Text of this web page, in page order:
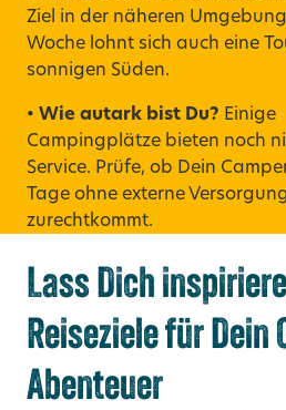
Ziel in der näheren
Woche lohnt sich auch eine
sonnigen Süden.
• Wie autark bist Du? Einige
Campingplätze bieten noch
Service. Prüfe, ob Dein
Tage ohne externe
zurechtkommt.
Lass Dich
Reiseziele für Dein
Abenteuer